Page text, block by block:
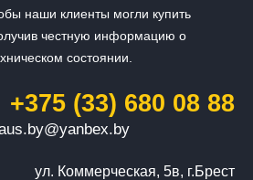
наши клиенты могли купить
честную информацию о
состоянии.
+375 (33) 680 08 88
ул. Коммерческая, 5в, г.Брест